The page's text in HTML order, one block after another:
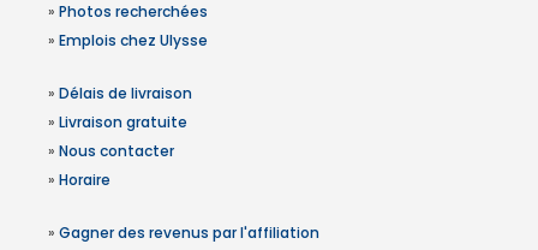
» Photos recherchées
» Emplois chez Ulysse
» Délais de livraison
» Livraison gratuite
» Nous contacter
» Horaire
» Gagner des revenus par l'affiliation